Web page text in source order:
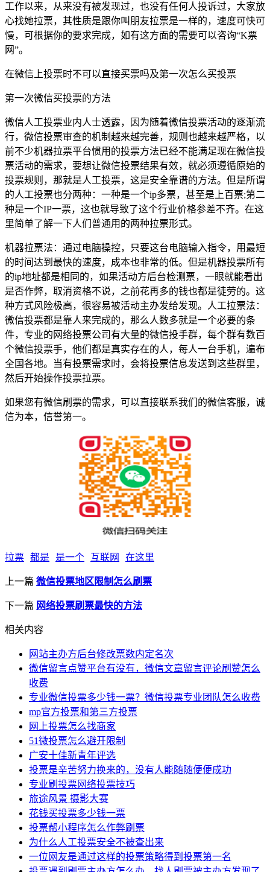
工作以来，从来没有被发现过，也没有任何人投诉过，大家放
心找她拉票，其性质是跟你叫朋友拉票是一样的，速度可快可
慢，可根据你的要求完成，如有这方面的需要可以咨询“K票
网”。
在微信上投票时不可以直接买票吗及第一次怎么买投票
第一次微信买投票的方法
微信人工投票业内人士透露，因为随着微信投票活动的逐渐流
行，微信投票审查的机制越来越完善，规则也越来越严格，以
前不少机器拉票平台惯用的投票方法已经不能满足现在微信投
票活动的需求，要想让微信投票结果有效，就必须遵循原始的
投票规则，那就是人工投票，这是安全靠谱的方法。但是所谓
的人工投票也分两种：一种是一个ip多票，甚至是上百票;第二
种是一个IP一票，这也就导致了这个行业价格参差不齐。在这
里简单了解一下人们普通用的两种拉票形式。
机器拉票法：通过电脑操控，只要这台电脑输入指令，用最短
的时间达到最快的速度，成本也非常的低。但是机器投票所有
的ip地址都是相同的，如果活动方后台检测票，一眼就能看出
是否作弊，取消资格不说，之前花再多的钱也都是徒劳的。这
种方式风险极高，很容易被活动主办发给发现。人工拉票法：
微信投票都是靠人来完成的，那么人数多就是一个必要的条
件，专业的网络投票公司有大量的微信投手群，每个群有数百
个微信投票手，他们都是真实存在的人，每人一台手机，遍布
全国各地。当有投票需求时，会将投票信息发送到这些群里，
然后开始操作投票拉票。
如果您有微信刷票的需求，可以直接联系我们的微信客服，诚
信为本，信誉第一。
拉票 都是 是一个 互联网 在这里
上一篇 微信投票地区限制怎么刷票
下一篇 网络投票刷票最快的方法
相关内容
网站主办方后台修改票数内定名次
微信留言点赞平台有没有，微信文章留言评论刷赞怎么
收费
专业微信投票多少钱一票？微信投票专业团队怎么收费
mp官方投票和第三方投票
网上投票怎么找商家
51微投票怎么避开限制
广安十佳新青年评选
投票是辛苦努力换来的，没有人能随随便便成功
专业刷投票网络投票技巧
旅途风景 摄影大赛
花钱买投票多少钱一票
投票帮小程序怎么作弊刷票
为什么人工投票安全不被查出来
一位网友是通过这样的投票策略得到投票第一名